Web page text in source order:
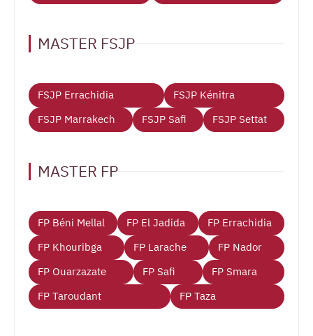
MASTER FSJP
FSJP Errachidia
FSJP Kénitra
FSJP Marrakech
FSJP Safi FSJP Settat
MASTER FP
FP Béni Mellal FP El Jadida
FP Errachidia
FP Khouribga
FP Larache
FP Nador
FP Ouarzazate
FP Safi
FP Smara
FP Taroudant
FP Taza